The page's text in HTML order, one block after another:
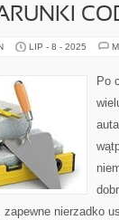
LIP - 8 - 2025
Po
nierzadko